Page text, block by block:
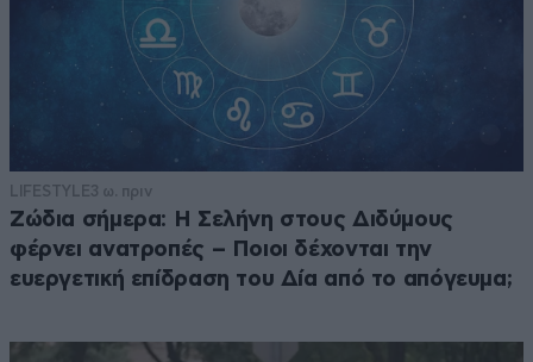
LIFESTYLE3 ω. πριν
Ζώδια σήμερα: Η Σελήνη στους Διδύμους
φέρνει ανατροπές – Ποιοι δέχονται την
ευεργετική επίδραση του Δία από το απόγευμα;